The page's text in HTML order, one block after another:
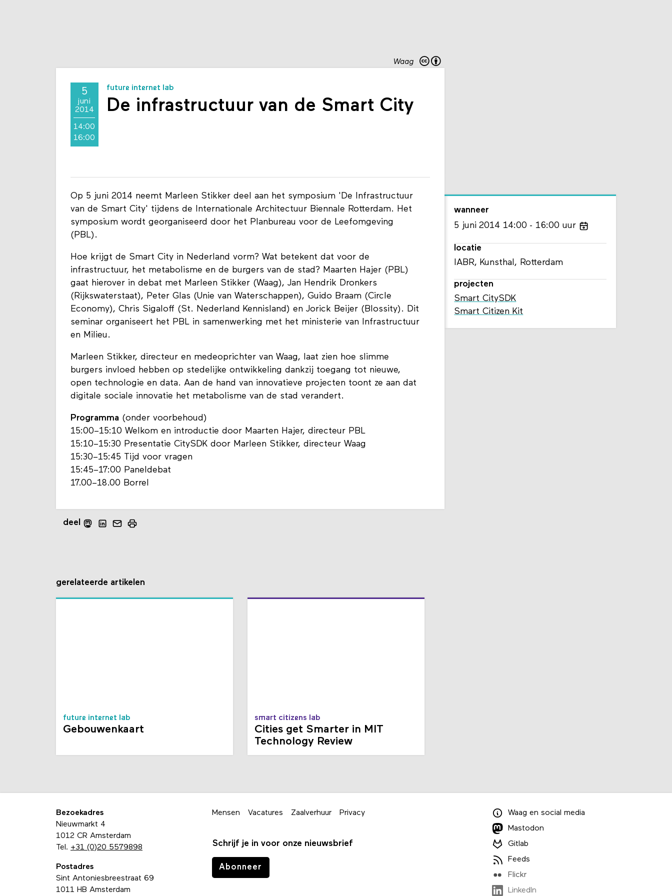
Waag
5
juni
2014
14:00
16:00
future internet lab
De infrastructuur van de Smart City
Op 5 juni 2014 neemt Marleen Stikker deel aan het symposium 'De Infrastructuur
van de Smart City' tijdens de Internationale Architectuur Biennale Rotterdam. Het
symposium wordt georganiseerd door het Planbureau voor de Leefomgeving
(PBL).
Hoe krijgt de Smart City in Nederland vorm? Wat betekent dat voor de
infrastructuur, het metabolisme en de burgers van de stad? Maarten Hajer (PBL)
gaat hierover in debat met Marleen Stikker (Waag), Jan Hendrik Dronkers
(Rijkswaterstaat), Peter Glas (Unie van Waterschappen), Guido Braam (Circle
Economy), Chris Sigaloff (St. Nederland Kennisland) en Jorick Beijer (Blossity). Dit
seminar organiseert het PBL in samenwerking met het ministerie van Infrastructuur
en Milieu.
Marleen Stikker, directeur en medeoprichter van Waag, laat zien hoe slimme
burgers invloed hebben op stedelijke ontwikkeling dankzij toegang tot nieuwe,
open technologie en data. Aan de hand van innovatieve projecten toont ze aan dat
digitale sociale innovatie het metabolisme van de stad verandert.
Programma (onder voorbehoud)
15:00–15:10 Welkom en introductie door Maarten Hajer, directeur PBL
15:10–15:30 Presentatie CitySDK door Marleen Stikker, directeur Waag
15:30–15:45 Tijd voor vragen
15:45–17:00 Paneldebat
17.00–18.00 Borrel
wanneer
5 juni 2014 14:00 16:00 uur
locatie
IABR, Kunsthal, Rotterdam
projecten
Smart CitySDK
Smart Citizen Kit
deel
gerelateerde artikelen
future internet lab
Gebouwenkaart
smart citizens lab
Cities get Smarter in MIT
Technology Review
Bezoekadres
Nieuwmarkt 4
1012 CR Amsterdam
Tel. +31 (0)20 5579898
Postadres
Sint Antoniesbreestraat 69
1011 HB Amsterdam
Mensen Vacatures Zaalverhuur Privacy
Schrijf je in voor onze nieuwsbrief
Abonneer
Waag en social media
Mastodon
Gitlab
Feeds
Flickr
LinkedIn